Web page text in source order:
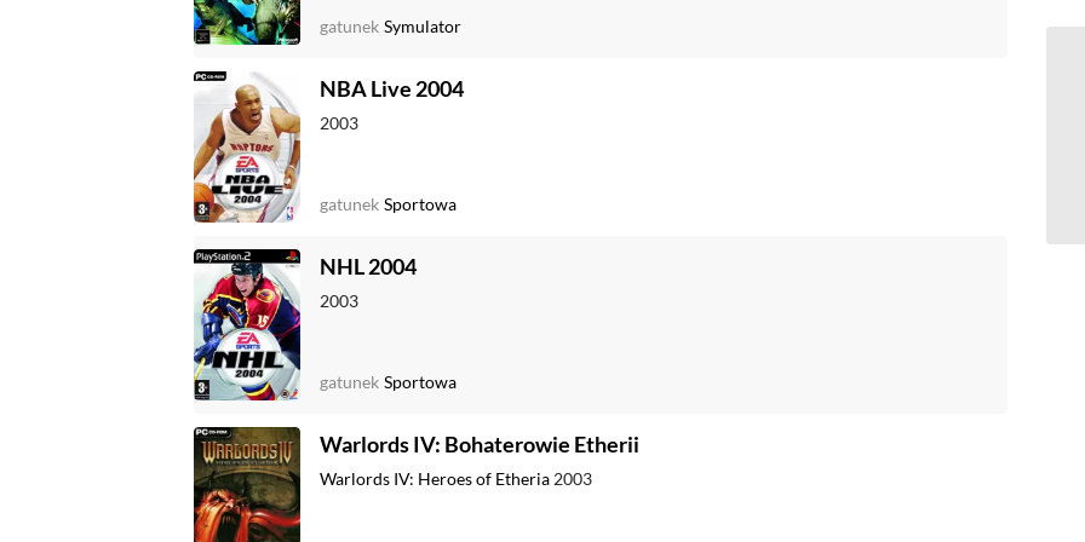
gatunek Symulator
NBA Live 2004
2003
gatunek Sportowa
NHL 2004
2003
gatunek Sportowa
Warlords IV: Bohaterowie Etherii
Warlords IV: Heroes of Etheria 2003